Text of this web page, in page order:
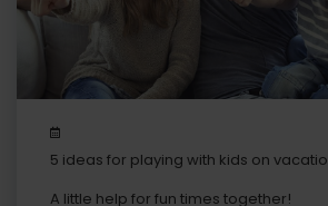
5 ideas for playing with kids on
A little help for fun times together!